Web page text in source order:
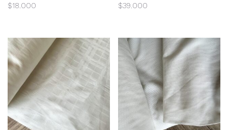
$18.000
$39.000